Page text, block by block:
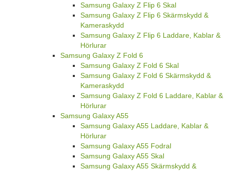
Samsung Galaxy Z Flip 6 Skal
Samsung Galaxy Z Flip 6 Skärmskydd &
Kameraskydd
Samsung Galaxy Z Flip 6 Laddare, Kablar &
Hörlurar
Samsung Galaxy Z Fold 6
Samsung Galaxy Z Fold 6 Skal
Samsung Galaxy Z Fold 6 Skärmskydd &
Kameraskydd
Samsung Galaxy Z Fold 6 Laddare, Kablar &
Hörlurar
Samsung Galaxy A55
Samsung Galaxy A55 Laddare, Kablar &
Hörlurar
Samsung Galaxy A55 Fodral
Samsung Galaxy A55 Skal
Samsung Galaxy A55 Skärmskydd &